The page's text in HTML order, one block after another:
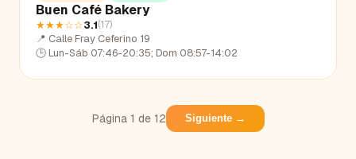
Buen Café Bakery
★★★☆☆3.1(17)
📍 Calle Fray Ceferino 19
🕒 Lun-Sáb 07:46-20:35; Dom 08:57-14:02
Página 1 de 12 Siguiente →